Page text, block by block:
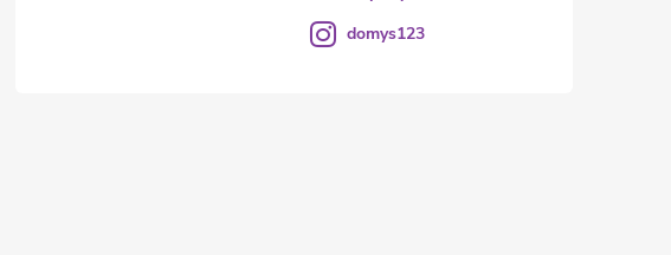
domys123